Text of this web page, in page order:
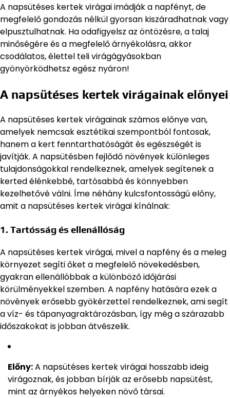
A napsütéses kertek virágai imádják a napfényt, de
megfelelő gondozás nélkül gyorsan kiszáradhatnak vagy
elpusztulhatnak. Ha odafigyelsz az öntözésre, a talaj
minőségére és a megfelelő árnyékolásra, akkor
csodálatos, élettel teli virágágyásokban
gyönyörködhetsz egész nyáron!
A napsütéses kertek virágainak előnyei
A napsütéses kertek virágainak számos előnye van,
amelyek nemcsak esztétikai szempontból fontosak,
hanem a kert fenntarthatóságát és egészségét is
javítják. A napsütésben fejlődő növények különleges
tulajdonságokkal rendelkeznek, amelyek segítenek a
kerted élénkebbé, tartósabbá és könnyebben
kezelhetővé válni. Íme néhány kulcsfontosságú előny,
amit a napsütéses kertek virágai kínálnak:
1. Tartósság és ellenállóság
A napsütéses kertek virágai, mivel a napfény és a meleg
környezet segíti őket a megfelelő növekedésben,
gyakran ellenállóbbak a különböző időjárási
körülményekkel szemben. A napfény hatására ezek a
növények erősebb gyökérzettel rendelkeznek, ami segít
a víz- és tápanyagraktározásban, így még a szárazabb
időszakokat is jobban átvészelik.
Előny:A napsütéses kertek virágai hosszabb ideig
virágoznak, és jobban bírják az erősebb napsütést,
mint az árnyékos helyeken növő társai.